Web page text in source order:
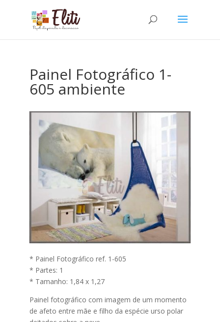
Painel Fotográfico 1-
605 ambiente
* Painel Fotográfico ref. 1-605
* Partes: 1
* Tamanho: 1,84 x 1,27
Painel fotográfico com imagem de um momento
de afeto entre mãe e filho da espécie urso polar